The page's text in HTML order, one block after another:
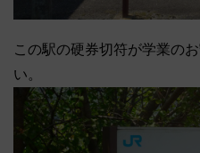
この駅の硬券切符が学業の
い。